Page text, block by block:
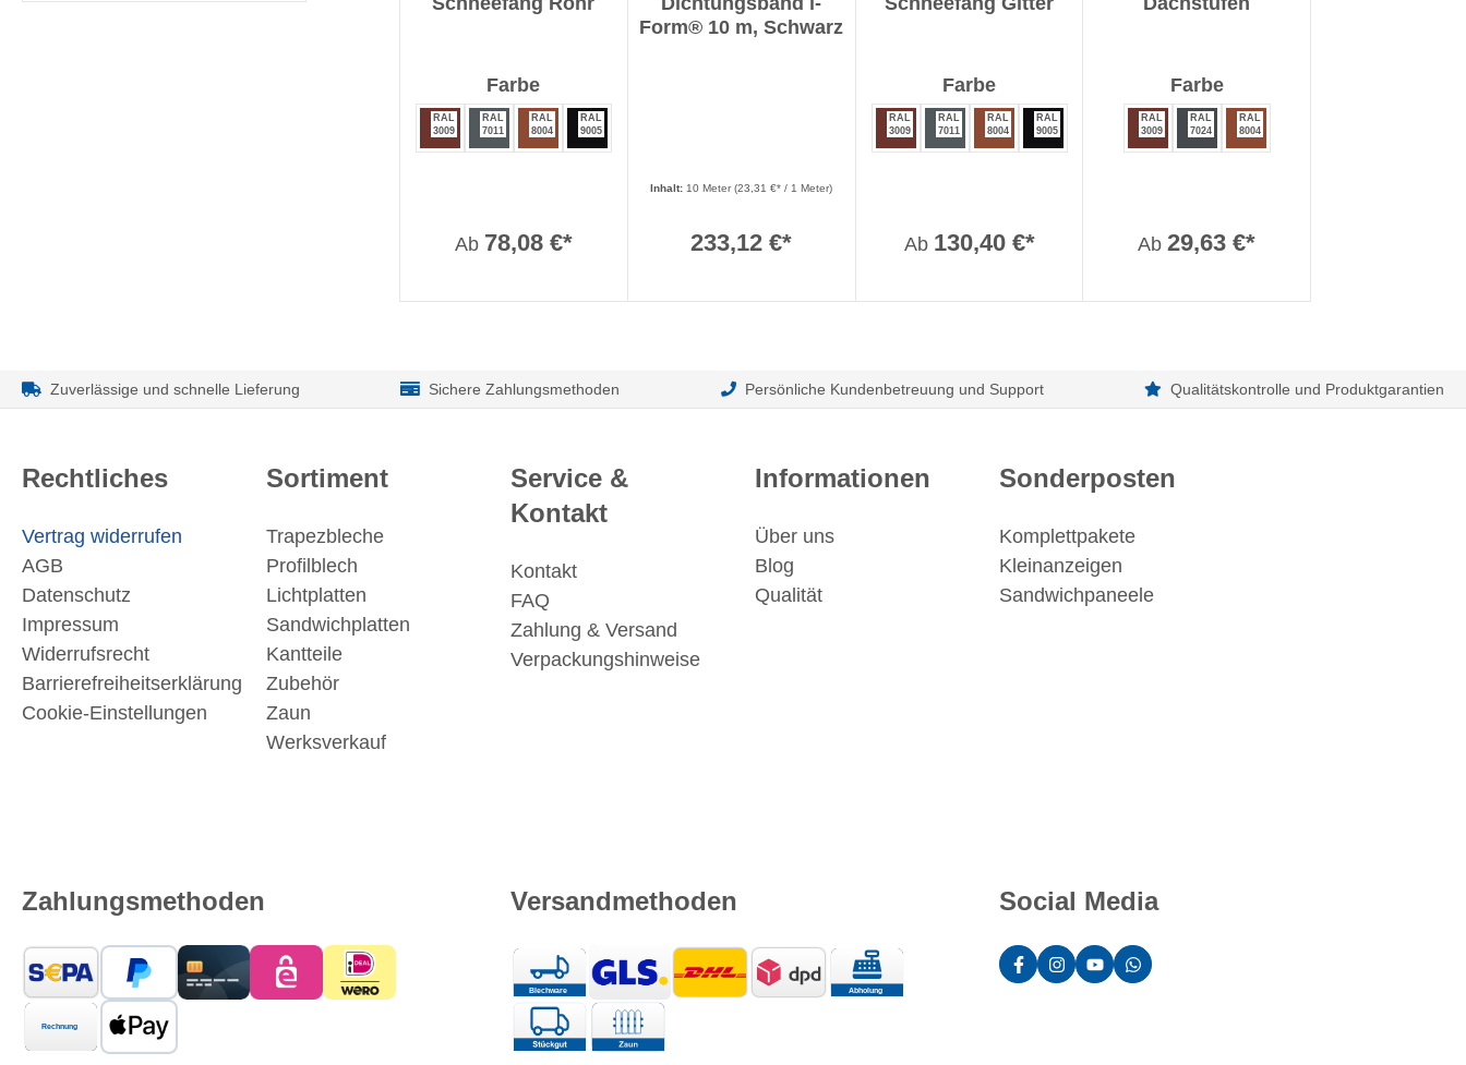
Farbeauswählen
RAL
3009
RAL
7011
RAL
8004
RAL
9005
Ab 78,08 €*
Form® 10 m, Schwarz
Inhalt: 10 Meter(23,31 €* / 1 Meter)
233,12 €*
Farbeauswählen
RAL
3009
RAL
7011
RAL
8004
RAL
9005
Ab 130,40 €*
Farbeauswählen
RAL
3009
RAL
7024
RAL
8004
Ab29,63 €*
Zuverlässige und schnelle Lieferung Sichere Zahlungsmethoden Persönliche Kundenbetreuung und Support Qualitätskontrolle und Produktgarantien
Rechtliches
Vertrag widerrufen
AGB
Datenschutz
Impressum
Widerrufsrecht
Barrierefreiheitserklärung
Cookie-Einstellungen
Sortiment
Trapezbleche
Profilblech
Lichtplatten
Sandwichplatten
Kantteile
Zubehör
Zaun
Werksverkauf
Service &
Kontakt
Kontakt
FAQ
Zahlung & Versand
Verpackungshinweise
Informationen
Über uns
Blog
Qualität
Sonderposten
Komplettpakete
Kleinanzeigen
Sandwichpaneele
Zahlungsmethoden Versandmethoden Social Media